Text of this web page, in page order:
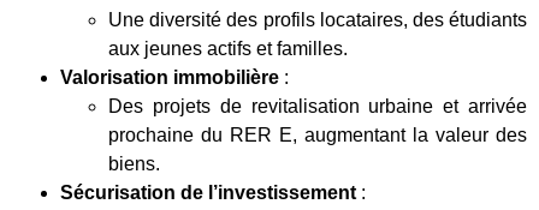
Une diversité des profils locataires, des étudiants
aux jeunes actifs et familles.
Valorisation immobilière :
Des projets de revitalisation urbaine et arrivée
prochaine du RER E, augmentant la valeur des
biens.
Sécurisation de l’investissement :